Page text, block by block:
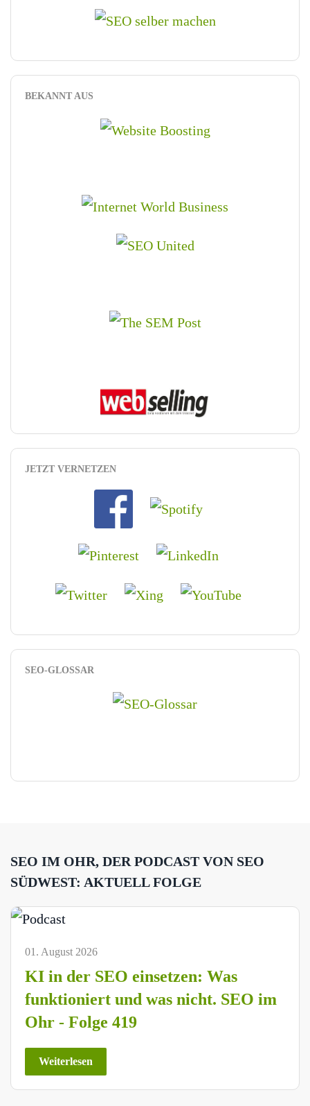
BEKANNT AUS
JETZT VERNETZEN
SEO-GLOSSAR
SEO IM OHR, DER PODCAST VON SEO
SÜDWEST: AKTUELL FOLGE
01. August 2026
KI in der SEO einsetzen: Was
funktioniert und was nicht. SEO im
Ohr - Folge 419
Weiterlesen